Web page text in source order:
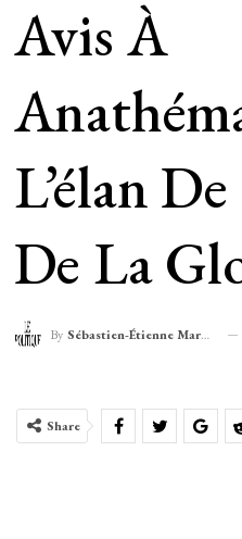
Avis À
L’élan
De La
By Sébastien-Étienne Marechal
Share